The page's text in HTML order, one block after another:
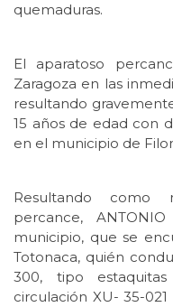
quemaduras.
El aparatoso
Zaragoza en las
resultando
15 años de edad con
en el municipio de
Resultando como
percance,
municipio, que se
Totonaca, quién
300, tipo
circulación XU- 35-